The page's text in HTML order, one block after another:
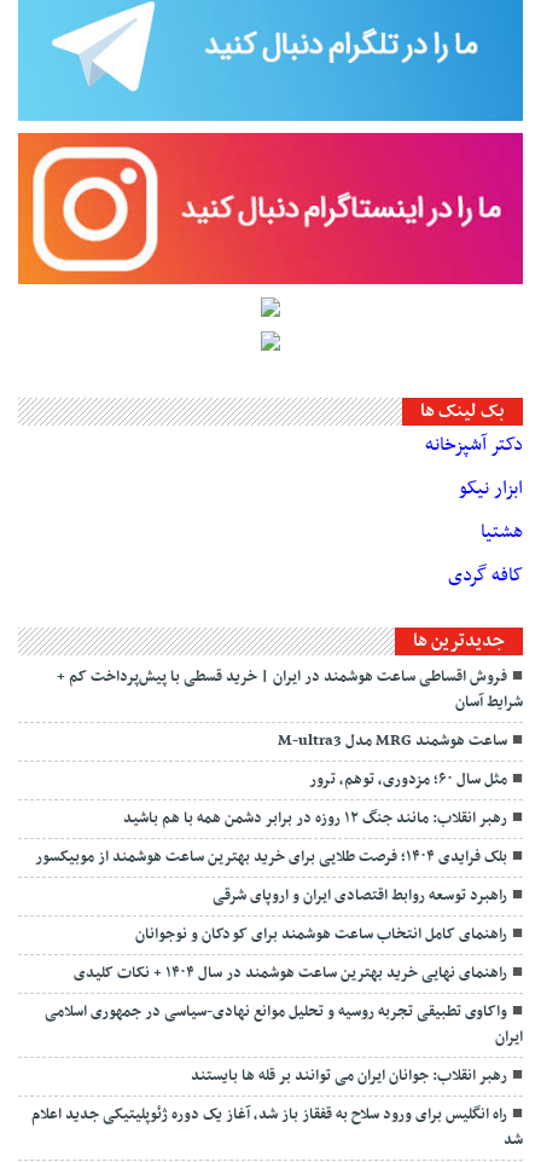
بک لینک ها
دکتر آشپزخانه
ابزار نیکو
هشتیا
کافه گردی
جديدترين ها
فروش اقساطی ساعت هوشمند در ایران | خرید قسطی با پیش‌پرداخت کم +
شرایط آسان
ساعت هوشمند MRG مدل M-ultra3
مثل سال ۶۰؛ مزدوری، توهم، ترور
رهبر انقلاب: مانند جنگ ۱۲ روزه در برابر دشمن همه با هم باشید
بلک فرایدی ۱۴۰۴؛ فرصت طلایی برای خرید بهترین ساعت هوشمند از موبیکسور
راهبرد توسعه روابط اقتصادی ایران و اروپای شرقی
راهنمای کامل انتخاب ساعت هوشمند برای کودکان و نوجوانان
راهنمای نهایی خرید بهترین ساعت هوشمند در سال ۱۴۰۴ + نکات کلیدی
واکاوی تطبیقی تجربه روسیه و تحلیل موانع نهادی-سیاسی در جمهوری اسلامی
ایران
رهبر انقلاب: جوانان ایران می توانند بر قله ها بایستند
راه انگلیس برای ورود سلاح به قفقاز باز شد، آغاز یک دوره ژئوپلیتیکی جدید اعلام
شد